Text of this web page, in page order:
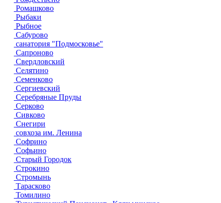
Ромашково
Рыбаки
Рыбное
Сабурово
санатория "Подмосковье"
Сапроново
Свердловский
Селятино
Семенково
Сергиевский
Серебряные Пруды
Серково
Сивково
Снегири
совхоза им. Ленина
Софрино
Софьино
Старый Городок
Строкино
Стромынь
Тарасково
Томилино